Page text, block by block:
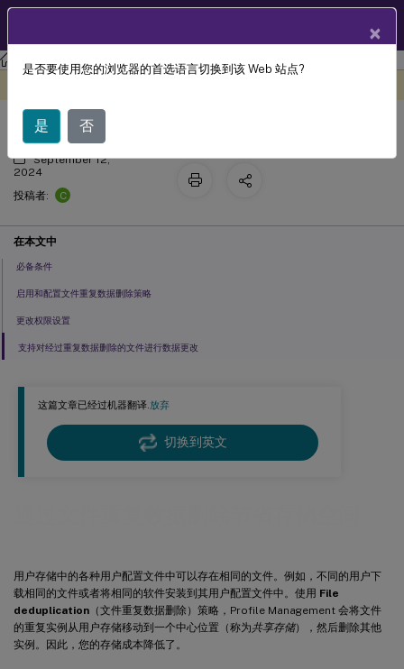
Profile Management Profile Management 2311
这篇文章已经过机器翻译.放弃
切换到英文
用户存储中的各种用户配置文件中可以存在相同的文件。例如，不同的用户下
载相同的文件或者将相同的软件安装到其用户配置文件中。使用 File
deduplication （文件重复数据删除）策略，Profile Management 会将文件
的重复实例从用户存储移动到一个中心位置（称为共享存储），然后删除其他
实例。因此，您的存储成本降低了。
通过文件重复数据删除节省存储空间
September 12,
2024
投稿者:
C
在本文中
必备条件
启用和配置文件重复数据删除策略
更改权限设置
支持对经过重复数据删除的文件进行数据更改
×
是否要使用您的浏览器的首选语言切换到该 Web 站点?
是 否